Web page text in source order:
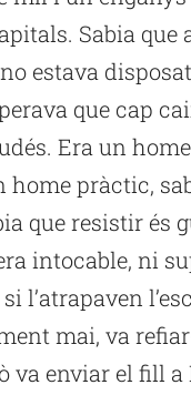
Sabia que
estava
que cap
Era un
home pràctic,
que resistir és
intocable, ni
l’atrapaven
mai, va
va enviar el fill a